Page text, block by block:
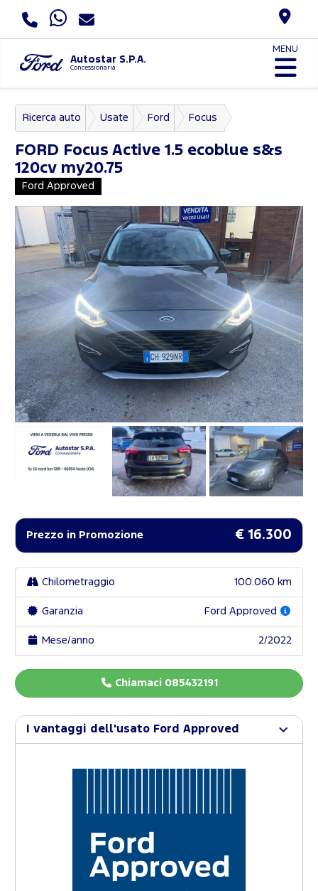
Autostar S.P.A.
Concessionaria
MENU
Ricerca auto Usate Ford Focus
FORD Focus Active 1.5 ecoblue s&s
120cv my20.75
Ford Approved
Prezzo in Promozione € 16.300
Chilometraggio 100.060 km
Garanzia Ford Approved
Mese/anno 2/2022
Chiamaci 085432191
I vantaggi dell'usato Ford Approved